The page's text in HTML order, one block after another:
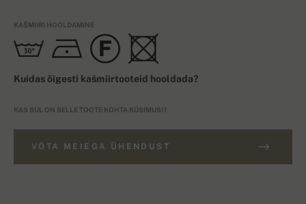
KAŠMIIRI HOOLDAMINE
Kuidas õigesti kašmiirtooteid hooldada?
KAS SUL ON SELLE TOOTE KOHTA KÜSIMUSI?
VÕTA MEIEGA ÜHENDUST